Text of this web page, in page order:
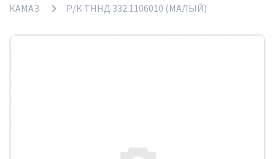
КАМАЗ
Р/К ТННД 332.1106010 (МАЛЫЙ)